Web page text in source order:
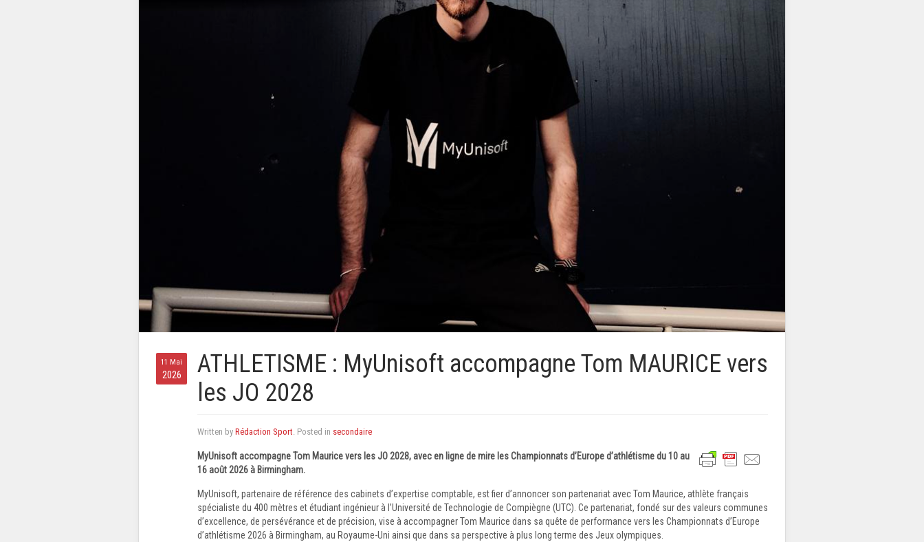
11 Mai
2026
ATHLETISME : MyUnisoft accompagne Tom MAURICE vers
les JO 2028
Written by Rédaction Sport. Posted in secondaire
MyUnisoft accompagne Tom Maurice vers les JO 2028, avec en ligne de mire les Championnats d’Europe d’athlétisme du 10 au
16 août 2026 à Birmingham.
MyUnisoft, partenaire de référence des cabinets d’expertise comptable, est fier d’annoncer son partenariat avec Tom Maurice, athlète français
spécialiste du 400 mètres et étudiant ingénieur à l’Université de Technologie de Compiègne (UTC). Ce partenariat, fondé sur des valeurs communes
d’excellence, de persévérance et de précision, vise à accompagner Tom Maurice dans sa quête de performance vers les Championnats d’Europe
d’athlétisme 2026 à Birmingham, au Royaume-Uni ainsi que dans sa perspective à plus long terme des Jeux olympiques.